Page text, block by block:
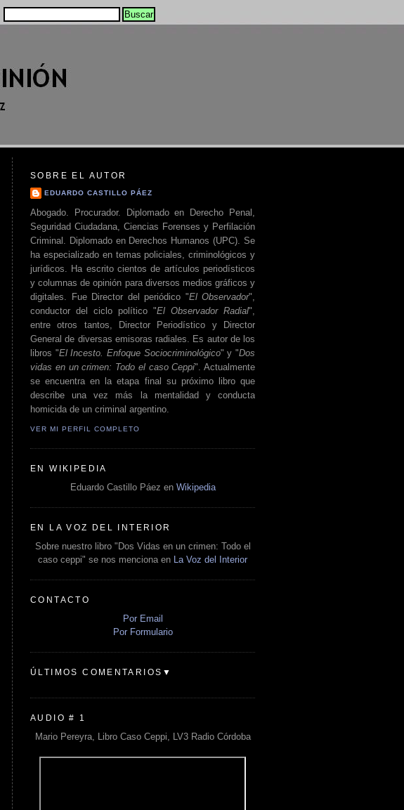
SOBRE EL AUTOR
EDUARDO CASTILLO PÁEZ
Abogado. Procurador. Diplomado en Derecho Penal,
Seguridad Ciudadana, Ciencias Forenses y Perfilación
Criminal. Diplomado en Derechos Humanos (UPC). Se
ha especializado en temas policiales, criminológicos y
jurídicos. Ha escrito cientos de artículos periodísticos
y columnas de opinión para diversos medios gráficos y
digitales. Fue Director del periódico "El Observador",
conductor del ciclo político "El Observador Radial",
entre otros tantos, Director Periodístico y Director
General de diversas emisoras radiales. Es autor de los
libros "El Incesto. Enfoque Sociocriminológico" y "Dos
vidas en un crimen: Todo el caso Ceppi". Actualmente
se encuentra en la etapa final su próximo libro que
describe una vez más la mentalidad y conducta
homicida de un criminal argentino.
VER MI PERFIL COMPLETO
EN WIKIPEDIA
Eduardo Castillo Páez en Wikipedia
EN LA VOZ DEL INTERIOR
Sobre nuestro libro "Dos Vidas en un crimen: Todo el
caso ceppi" se nos menciona en
La Voz del Interior
CONTACTO
Por Email
Por Formulario
ÚLTIMOS COMENTARIOS▼
AUDIO # 1
Mario Pereyra, Libro Caso Ceppi, LV3 Radio Córdoba